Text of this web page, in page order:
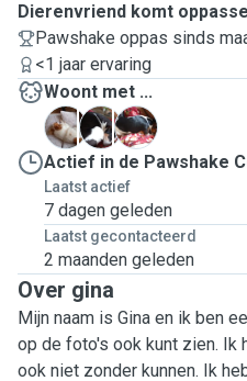
Dierenvriend komt
Pawshake oppas sinds
<1 jaar ervaring
Woont met ...
B
I
L
Actief in de Pawshake
Laatst actief
7 dagen geleden
Laatst gecontacteerd
2 maanden geleden
Over gina
Mijn naam is Gina en ik ben
op de foto's ook kunt zien. Ik
ook niet zonder kunnen. Ik